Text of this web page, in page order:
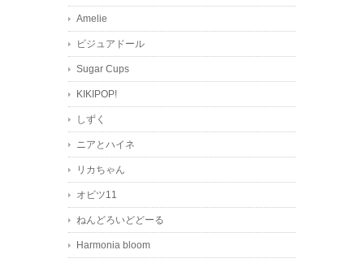
Amelie
ビジュアドール
Sugar Cups
KIKIPOP!
しずく
ニアとハイネ
リカちゃん
オビツ11
ねんどろいどどーる
Harmonia bloom